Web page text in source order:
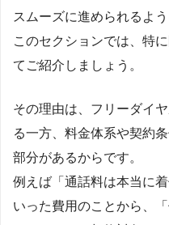
スムーズに進められるよう
このセクションでは、特
てご紹介しましょう。
その理由は、フリーダイ
る一方、料金体系や契約
部分があるからです。
例えば「通話料は本当に
いった費用のことから、